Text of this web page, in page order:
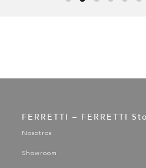
FERRETTI – FERRETTI
Nosotros
Showroom